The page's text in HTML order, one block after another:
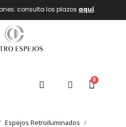
consulta los plazos aquí.
Espejos Retroiluminados